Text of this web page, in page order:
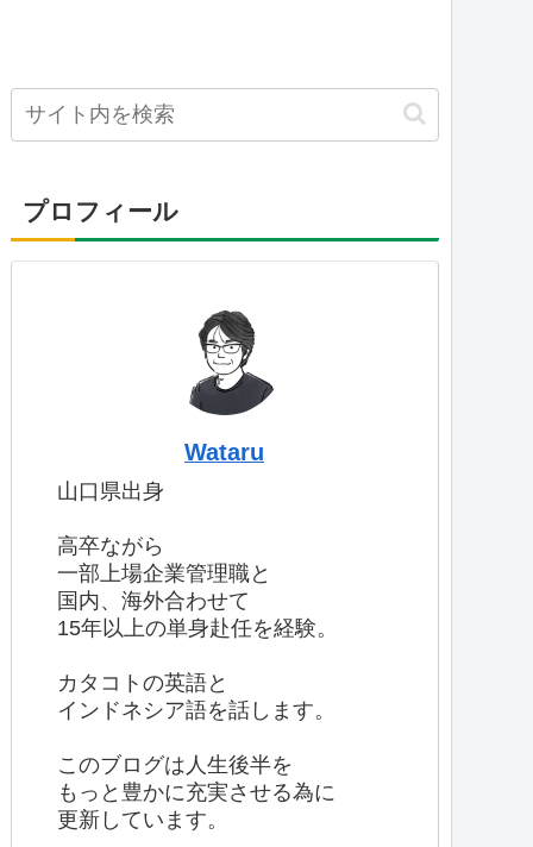
プロフィール
Wataru
山口県出身
高卒ながら
一部上場企業管理職と
国内、海外合わせて
15年以上の単身赴任を経験。
カタコトの英語と
インドネシア語を話します。
このブログは人生後半を
もっと豊かに充実させる為に
更新しています。